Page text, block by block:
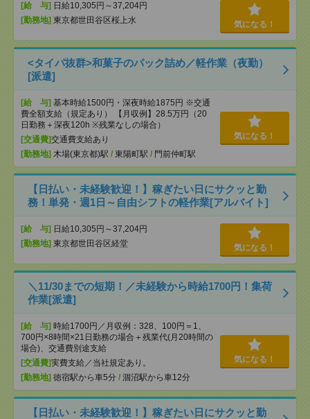
[給 与] 日給10,305円～37,204円
[勤務地] 東京都世田谷区桜上水 気になる！
<タイパ抜群>和菓子のパック詰め／軽作業（夜勤）
[派遣]
[給 与] 基本時給1500円・深夜時給1875円 ※交通
費全額支給（規定あり） 【月収例】28.5万円（20
日勤務＋深夜120h ※残業なしの場合）
[交通費]交通費支給あり
[勤務地] 木場(東京都)駅 / 東陽町駅 / 門前仲町駅
気になる！
【日払い・未経験歓迎！】稼ぎたい日にサクッと勤
務！単発・週1日～自由シフトの軽作業[アルバイト]
[給 与] 日給10,305円～37,204円
[勤務地] 東京都世田谷区経堂 気になる！
＼11/30までの短期！／未経験から時給1700円！集荷
作業[派遣]
[給 与] 時給1700円／月収例：328、100円＝1、
700円×8時間×21日勤務の場合＋残業代(月20時間の
場合)、交通費別途支給
[交通費]実費支給／当社規定あり。
[勤務地] 徳宿駅から車5分 / 涸沼駅から車12分
気になる！
【日払い・未経験歓迎！】稼ぎたい日にサクッと勤